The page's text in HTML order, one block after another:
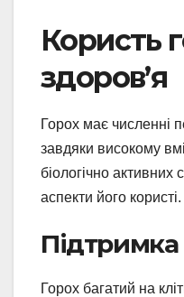
Користь
здоров’я
Горох має численні
завдяки високому
біологічно активних
аспекти його користі.
Горох багатий на